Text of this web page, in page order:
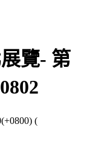
覽- 第
(